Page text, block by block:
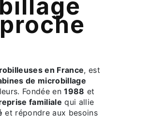
en France, est
de microbillage
Fondée en1988 et
familiale qui allie
et répondre aux besoins